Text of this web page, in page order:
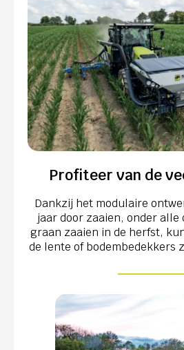
Profiteer van de
Dankzij het modulaire
jaar door zaaien, onder alle
graan zaaien in de herfst,
de lente of bodembedekkers